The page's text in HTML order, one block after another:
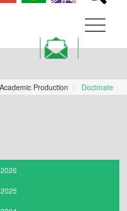
Academic Production Doctorate
2026
2025